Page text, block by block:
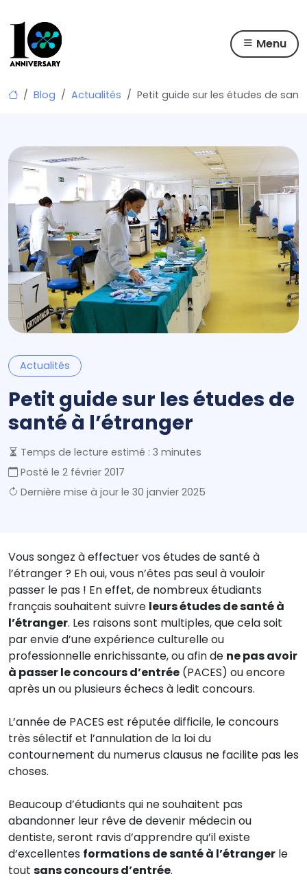
Skip
Menu
Blog Actualités Petit guide sur les études de
Actualités
Petit guide sur les études de
santé à l’étranger
Temps de lecture estimé : 3 minutes
Posté le 2 février 2017
Dernière mise à jour le 30 janvier 2025
Vous songez à effectuer vos études de santé à
l’étranger ? Eh oui, vous n’êtes pas seul à vouloir
passer le pas ! En effet, de nombreux étudiants
français souhaitent suivre leurs études de santé à
l’étranger. Les raisons sont multiples, que cela soit
par envie d’une expérience culturelle ou
professionnelle enrichissante, ou afin de ne pas avoir
à passer le concours d’entrée (PACES) ou encore
après un ou plusieurs échecs à ledit concours.
L’année de PACES est réputée difficile, le concours
très sélectif et l’annulation de la loi du
contournement du numerus clausus ne facilite pas les
choses.
Beaucoup d’étudiants qui ne souhaitent pas
abandonner leur rêve de devenir médecin ou
dentiste, seront ravis d’apprendre qu’il existe
d’excellentes formations de santé à l’étranger le
tout sans concours d’entrée.